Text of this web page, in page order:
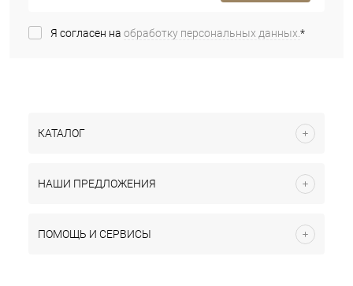
Я согласен на обработку персональных данных.*
КАТАЛОГ
НАШИ ПРЕДЛОЖЕНИЯ
ПОМОЩЬ И СЕРВИСЫ